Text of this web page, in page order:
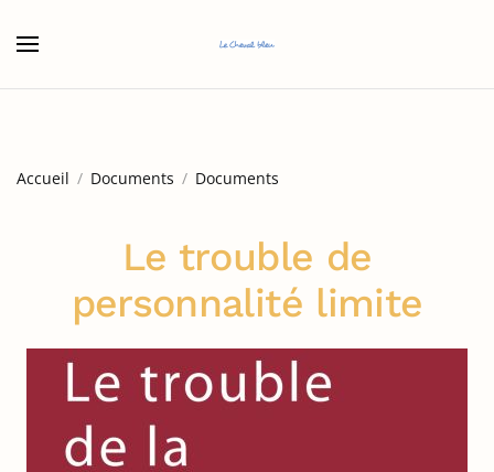
Accueil Documents Documents
Le trouble de
personnalité limite